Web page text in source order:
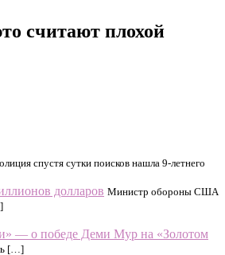
считают плохой
спустя сутки поисков нашла 9-летнего
долларов Министр обороны США
— о победе Деми Мур на «Золотом
[…]